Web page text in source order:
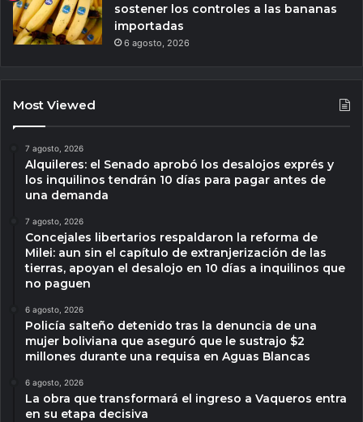
sostener los controles a las bananas
importadas
6 agosto, 2026
Most Viewed
7 agosto, 2026
Alquileres: el Senado aprobó los desalojos exprés y
los inquilinos tendrán 10 días para pagar antes de
una demanda
7 agosto, 2026
Concejales libertarios respaldaron la reforma de
Milei: aun sin el capítulo de extranjerización de las
tierras, apoyan el desalojo en 10 días a inquilinos que
no paguen
6 agosto, 2026
Policía salteño detenido tras la denuncia de una
mujer boliviana que aseguró que le sustrajo $2
millones durante una requisa en Aguas Blancas
6 agosto, 2026
La obra que transformará el ingreso a Vaqueros entra
en su etapa decisiva